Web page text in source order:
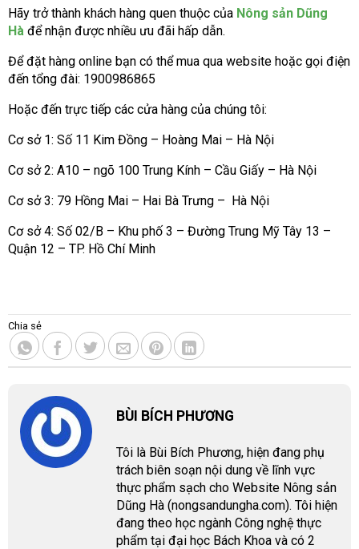
Hãy trở thành khách hàng quen thuộc của Nông sản Dũng
Hà để nhận được nhiều ưu đãi hấp dẫn.
Để đặt hàng online bạn có thể mua qua website hoặc gọi điện
đến tổng đài: 1900986865
Hoặc đến trực tiếp các cửa hàng của chúng tôi:
Cơ sở 1: Số 11 Kim Đồng – Hoàng Mai – Hà Nội
Cơ sở 2: A10 – ngõ 100 Trung Kính – Cầu Giấy – Hà Nội
Cơ sở 3: 79 Hồng Mai – Hai Bà Trưng – Hà Nội
Cơ sở 4: Số 02/B – Khu phố 3 – Đường Trung Mỹ Tây 13 –
Quận 12 – TP. Hồ Chí Minh
Chia sẻ
BÙI BÍCH PHƯƠNG
Tôi là Bùi Bích Phương, hiện đang phụ
trách biên soạn nội dung về lĩnh vực
thực phẩm sạch cho Website Nông sản
Dũng Hà (nongsandungha.com). Tôi hiện
đang theo học ngành Công nghệ thực
phẩm tại đại học Bách Khoa và có 2